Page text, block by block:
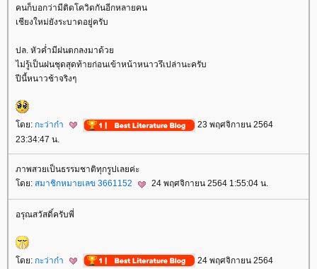
คนก็บอกว่ามีติดโควิดกันอีกหลายคน
เชียงใหม่ยังระบาดอยู่ครับ
ปล. หัวค่ำมีฝนตกลงมาด้ว
ไม่รู้เป็นฝนชุดสุดท้ายก่อนเข้าหน้าหนาวรึเปล่านะครับ
ปีนี้หนาวช้าจริงๆ
ดย: กะว่าก๋า
23 พฤศจิกายน 2564
23:34:47 น.
ภาพสวยเป็นธรรมชาติทุกรูปเลยค่ะ
ดย: สมาชิกหมายเลข 3661152 24 พฤศจิกายน 2564 1:55:04 น.
อรุณสวัสดิ์ครับพี่
ดย: กะว่าก๋า
24 พฤศจิกายน 2564